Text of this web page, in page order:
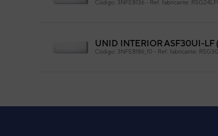
Código: 3NFE8136 - Ref. fabricante:
UNID INTERIOR ASF30UI-LF
Código: 3NFE8186_10 - Ref. fabricante: